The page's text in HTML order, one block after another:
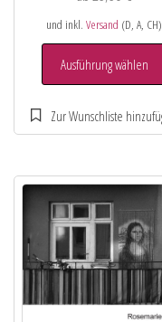
und inkl.Versand (D, A, CH)
Ausführung wählen